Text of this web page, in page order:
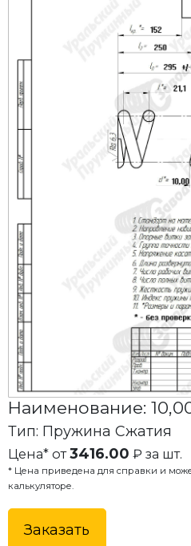
Наименование:
Тип: Пружина Сжатия
Цена* от3416.00 ₽ за шт.
* Цена приведена для справки и
калькуляторе.
Заказать